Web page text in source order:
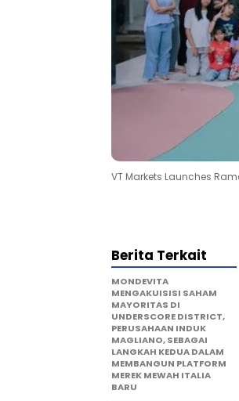
VT Markets Launches
Berita Terkait
MONDEVITA
MENGAKUISISI SAHAM
MAYORITAS DI
UNDERSCORE DISTRICT,
PERUSAHAAN INDUK
MAGLIANO, SEBAGAI
LANGKAH KEDUA DALAM
MEMBANGUN PLATFORM
MEREK MEWAH ITALIA
BARU